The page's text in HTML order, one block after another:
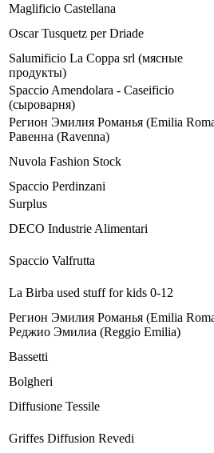
Maglificio Castellana
Oscar Tusquetz per Driade
Salumificio La Coppa srl (мясные
продукты)
Spaccio Amendolara - Caseificio
(сыроварня)
Регион Эмилия Романья (Emilia
Равенна (Ravenna)
Nuvola Fashion Stock
Spaccio Perdinzani
Surplus
DECO Industrie Alimentari
Spaccio Valfrutta
La Birba used stuff for kids 0-12
Регион Эмилия Романья (Emilia
Реджио Эмилиа (Reggio Emilia)
Bassetti
Bolgheri
Diffusione Tessile
Griffes Diffusion Revedi